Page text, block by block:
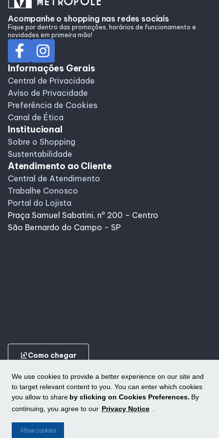
We use cookies to provide a better experience on our site and
to target relevant content to you. You can enter which cookies
you allow to share by clicking on Cookies Preferences. By
continuing, you agree to our Privacy Notice .
Allow cookies
Horários
Entretenimento
Cinema
Eventos
Fique por Dentro
Lojas e Restaurantes
Lojas
Alimentação
Acompanhe o shopping nas redes sociais
Fique por dentro das promoções, horários de funcionamento e
novidades em primeira mão!
Informações Gerais
Central de Privacidade
Aviso de Privacidade
Preferência de Cookies
Canal de Ética
Institucional
Sobre o Shopping
Sustentabilidade
Atendimento ao Cliente
Central de Atendimento
Trabalhe Conosco
Portal do Lojista
Praça Samuel Sabatini, nº 200 – Centro
São Bernardo do Campo - SP
ungroupComo chegar
Conheça outros shoppings da ALLOS